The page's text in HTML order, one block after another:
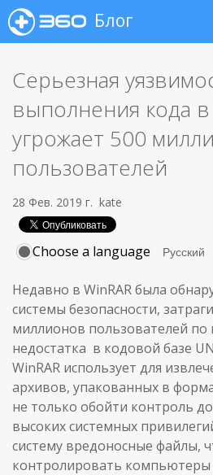
Блог
Серьезная
выполнения кода в
угрожает 500
пользователей
28 Фев. 2019 г. kate
Choose a language
Недавно в WinRAR была
системы безопасности,
миллионов пользователей по
недостатка в кодовой базе
WinRAR использует для
архивов, упакованных в
не только обойти контроль
высоких системных
систему вредоносные файлы,
контролировать компьютеры